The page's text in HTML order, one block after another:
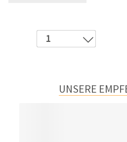
1
UNSERE